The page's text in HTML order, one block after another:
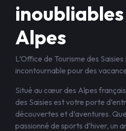
Alpes
L’Office de Tourisme des
incontournable pour des
Situé au cœur des Alpes
des Saisies est votre porte
découvertes et d’aventures.
passionné de sports d’hiver, un